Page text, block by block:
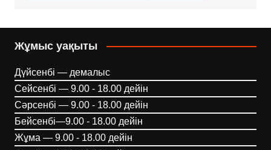
Жұмыс уақыты
Дүйсенбі — демалыс
Сейсенбі — 9.00 - 18.00 дейін
Сәрсенбі — 9.00 - 18.00 дейін
Бейсенбі—9.00 - 18.00 дейін
Жұма — 9.00 - 18.00 дейін